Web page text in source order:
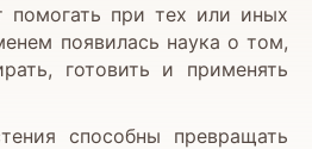
помогать при тех или иных
появилась наука о том,
готовить и применять
способны превращать